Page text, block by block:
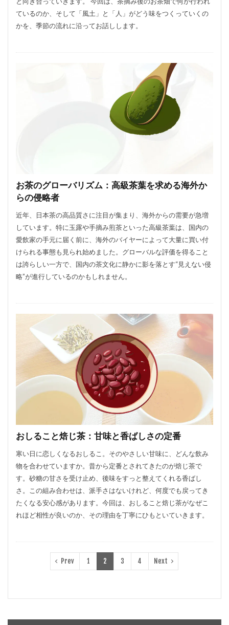
ているのか、そして「風土」と「人」がどう味をつくっていくの
かを、季節の流れに沿ってお話しします。
お茶のグローバリズム：高級茶葉を求める海外か
らの侵略者
近年、日本茶の高品質さに注目が集まり、海外からの需要が急増
しています。特に玉露や手摘み煎茶といった高級茶葉は、国内の
愛飲家の手元に届く前に、海外のバイヤーによって大量に買い付
けられる事態も見られ始めました。グローバルな評価を得ること
は誇らしい一方で、国内の茶文化に静かに影を落とす“見えない侵
略”が進行しているのかもしれません。
おしること焙じ茶：甘味と香ばしさの定番
寒い日に恋しくなるおしるこ。そのやさしい甘味に、どんな飲み
物を合わせていますか。昔から定番とされてきたのが焙じ茶で
す。砂糖の甘さを受け止め、後味をすっと整えてくれる香ばし
さ。この組み合わせは、派手さはないけれど、何度でも戻ってき
たくなる安心感があります。今回は、おしること焙じ茶がなぜこ
れほど相性が良いのか、その理由を丁寧にひもといていきます。
Prev 1 2 3 4 Next